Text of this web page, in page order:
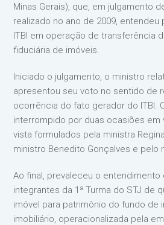
Minas Gerais), que, em julgamento
realizado no ano de 2009, entendeu
ITBI em operação de transferência
fiduciária de imóveis.
Iniciado o julgamento, o ministro
apresentou seu voto no sentido de
ocorrência do fato gerador do ITBI.
interrompido por duas ocasiões
vista formulados pela ministra
ministro Benedito Gonçalves e pelo
Ao final, prevaleceu o
integrantes da 1ª Turma do STJ de
imóvel para patrimônio do fundo de
imobiliário, operacionalizada pela